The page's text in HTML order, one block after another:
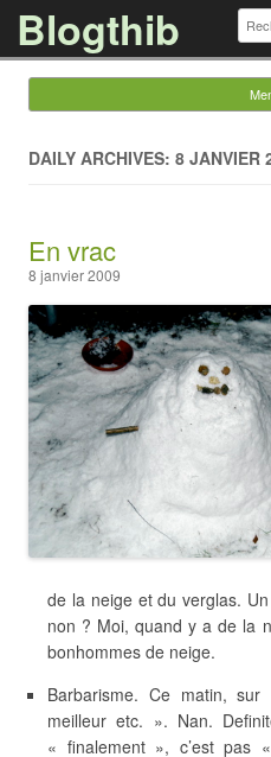
Blogthib
DAILY ARCHIVES: 8 JANVIER
En vrac
8 janvier 2009
de la neige et du verglas.
non ? Moi, quand y a de la
bonhommes de neige.
Barbarisme. Ce matin, sur
meilleur etc. ». Nan.
« finalement », c’est pas